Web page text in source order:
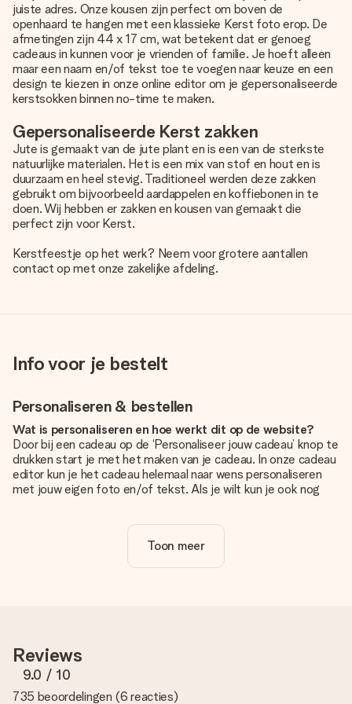
juiste adres. Onze kousen zijn perfect om boven de
openhaard te hangen met een klassieke Kerst foto erop. De
afmetingen zijn 44 x 17 cm, wat betekent dat er genoeg
cadeaus in kunnen voor je vrienden of familie. Je hoeft alleen
maar een naam en/of tekst toe te voegen naar keuze en een
design te kiezen in onze online editor om je gepersonaliseerde
kerstsokken binnen no-time te maken.
Gepersonaliseerde Kerst zakken
Jute is gemaakt van de jute plant en is een van de sterkste
natuurlijke materialen. Het is een mix van stof en hout en is
duurzaam en heel stevig. Traditioneel werden deze zakken
gebruikt om bijvoorbeeld aardappelen en koffiebonen in te
doen. Wij hebben er zakken en kousen van gemaakt die
perfect zijn voor Kerst.
Kerstfeestje op het werk? Neem voor grotere aantallen
contact op met onze zakelijke afdeling.
Info voor je bestelt
Personaliseren & bestellen
Wat is personaliseren en hoe werkt dit op de website?
Door bij een cadeau op de ‘Personaliseer jouw cadeau’ knop te
drukken start je met het maken van je cadeau. In onze cadeau
editor kun je het cadeau helemaal naar wens personaliseren
met jouw eigen foto en/of tekst. Als je wilt kun je ook nog
Is personalisatie in de prijs inbegrepen?
De prijs die op de website wordt getoond is inclusief de
te gebruiken. Als je niet zeker bent over de kwaliteit van je
foto, neem dan contact op met onze klantenservice en stuur
je foto mee met het cadeau dat je wilt bestellen. Zij kunnen
de kwaliteit dan voor je controleren!
Toon meer
Reviews
9.0 / 10
735 beoordelingen (6 reacties)